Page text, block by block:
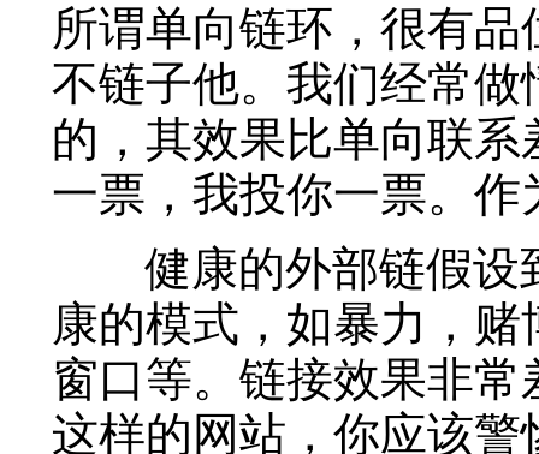
所谓单向链环，很有
不链子他。我们经常
的，其效果比单向联
一票，我投你一票。
健康的外部链假设
康的模式，如暴力，
窗口等。链接效果非
这样的网站，你应该